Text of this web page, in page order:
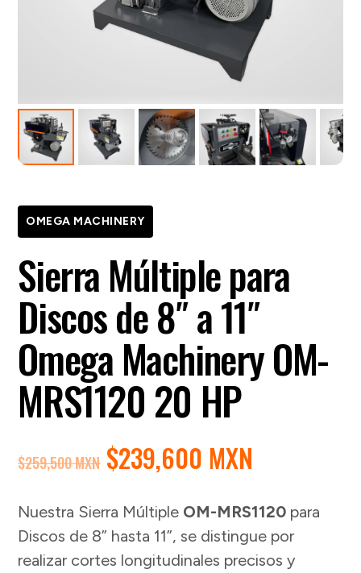
OMEGA MACHINERY
Sierra Múltiple para
Discos de 8″ a 11″
Omega Machinery OM-
MRS1120 20 HP
$259,500 MXN EL
PRECIO
ORIGINAL
ERA:
$259,500 MXN.
$239,600 MXN
ACTUAL
ES:
$239,600
Nuestra Sierra Múltiple OM-MRS1120 para
Discos de 8” hasta 11”, se distingue por
realizar cortes longitudinales precisos y